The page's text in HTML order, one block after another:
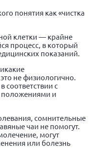
понятия как «чистка
клетки — крайне
процесс, в который
показаний.
не физиологично.
соответствии с
и
сомнительные
чаи не помогут.
могут
или болезнь